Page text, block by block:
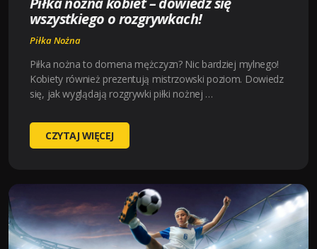
wszystkiego o rozgrywkach!
Piłka Nożna
Piłka nożna to domena mężczyzn? Nic bardziej mylnego!
Kobiety również prezentują mistrzowski poziom. Dowiedz
się, jak wyglądają rozgrywki piłki nożnej …
PIŁKA
NOŻNA
–
DOWIEDZ
SIĘ
WSZYSTKIEGO
CZYTAJ WIĘCEJ